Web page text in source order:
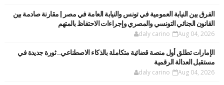
الفرق بين النيابة العمومية في تونس والنيابة العامة في مصر | مقارنة صادمة بين
القانون الجنائي التونسي والمصري وإجراءات الاحتفاظ بالمتهم
daly carino Aug 04, 2026
الإمارات تطلق أول منصة قضائية متكاملة بالذكاء الاصطناعي.. ثورة جديدة في
مستقبل العدالة الرقمية
daly carino Aug 04, 2026